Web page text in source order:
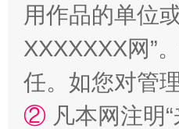
网上购药对药下症
用作品的单位
XXXXXXX网”
任。如您对管
② 凡本网注明